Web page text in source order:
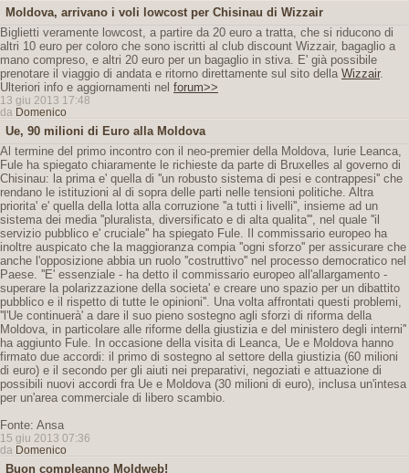
Moldova, arrivano i voli lowcost per Chisinau di Wizzair
Biglietti veramente lowcost, a partire da 20 euro a tratta, che si riducono di
altri 10 euro per coloro che sono iscritti al club discount Wizzair, bagaglio a
mano compreso, e altri 20 euro per un bagaglio in stiva. E' già possibile
prenotare il viaggio di andata e ritorno direttamente sul sito della Wizzair.
Ulteriori info e aggiornamenti nel forum>>
13 giu 2013 17:48
da Domenico
Ue, 90 milioni di Euro alla Moldova
Al termine del primo incontro con il neo-premier della Moldova, Iurie Leanca,
Fule ha spiegato chiaramente le richieste da parte di Bruxelles al governo di
Chisinau: la prima e' quella di ''un robusto sistema di pesi e contrappesi'' che
rendano le istituzioni al di sopra delle parti nelle tensioni politiche. Altra
priorita' e' quella della lotta alla corruzione ''a tutti i livelli'', insieme ad un
sistema dei media ''pluralista, diversificato e di alta qualita''', nel quale ''il
servizio pubblico e' cruciale'' ha spiegato Fule. Il commissario europeo ha
inoltre auspicato che la maggioranza compia ''ogni sforzo'' per assicurare che
anche l'opposizione abbia un ruolo ''costruttivo'' nel processo democratico nel
Paese. ''E' essenziale - ha detto il commissario europeo all'allargamento -
superare la polarizzazione della societa' e creare uno spazio per un dibattito
pubblico e il rispetto di tutte le opinioni''. Una volta affrontati questi problemi,
''l'Ue continuerà' a dare il suo pieno sostegno agli sforzi di riforma della
Moldova, in particolare alle riforme della giustizia e del ministero degli interni''
ha aggiunto Fule. In occasione della visita di Leanca, Ue e Moldova hanno
firmato due accordi: il primo di sostegno al settore della giustizia (60 milioni
di euro) e il secondo per gli aiuti nei preparativi, negoziati e attuazione di
possibili nuovi accordi fra Ue e Moldova (30 milioni di euro), inclusa un'intesa
per un'area commerciale di libero scambio.
Fonte: Ansa
15 giu 2013 07:36
da Domenico
Buon compleanno Moldweb!